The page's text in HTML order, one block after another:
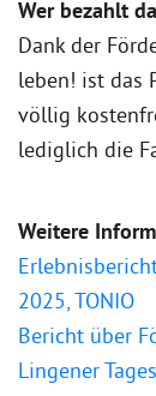
Wer bezahlt
Dank der
leben! ist das
völlig
lediglich die
Weitere
2025, TONIO
Bericht über
Lingener